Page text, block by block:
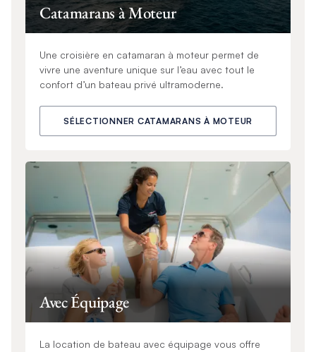
Catamarans à Moteur
Une croisière en catamaran à moteur permet de
vivre une aventure unique sur l’eau avec tout le
confort d’un bateau privé ultramoderne.
SÉLECTIONNER CATAMARANS À MOTEUR
Avec Équipage
La location de bateau avec équipage vous offre